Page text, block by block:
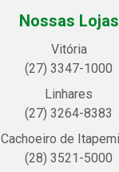
Nossas Lojas
Vitória
(27) 3347-1000
Linhares
(27) 3264-8383
Cachoeiro de
(28) 3521-5000